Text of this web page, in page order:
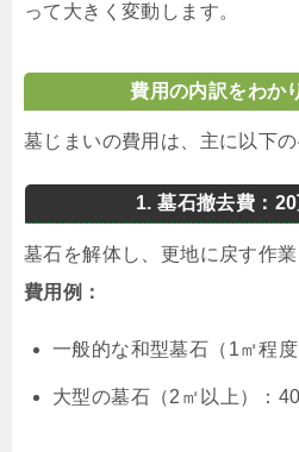
って大きく変動します。
費用の内訳をわか
墓じまいの費用は、主に以下の
1. 墓石撤去費：
墓石を解体し、更地に戻す作業
費用例：
一般的な和型墓石（1㎡程
大型の墓石（2㎡以上）：